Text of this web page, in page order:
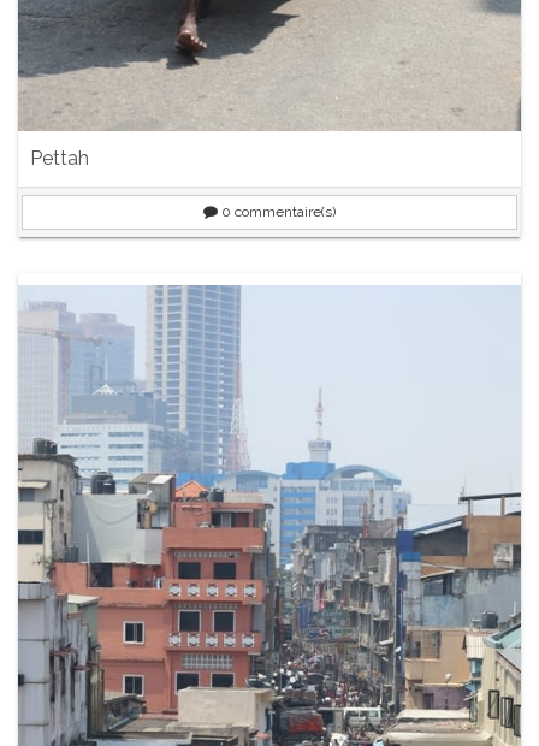
Pettah
0 commentaire(s)